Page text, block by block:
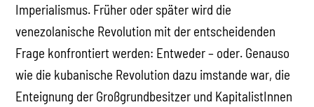
Imperialismus. Früher oder später wird die
venezolanische Revolution mit der entscheidenden
Frage konfrontiert werden: Entweder – oder. Genauso
wie die kubanische Revolution dazu imstande war, die
Enteignung der Großgrundbesitzer und KapitalistInnen